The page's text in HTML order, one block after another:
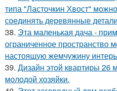
типа "Ласточкин Хвост"
соединять деревянные
38. Эта маленькая дача -
ограниченное пространство
настоящую жемчужину
39. Дизайн этой квартиры 26
молодой хозяйки.